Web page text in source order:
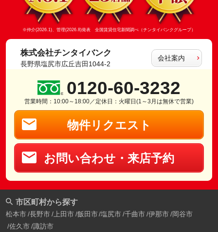
※仲介(2026.1)、管理(2026.8)発表 全国賃貸住宅新聞調べ（チンタイバンクグループ）
株式会社チンタイバンク
長野県塩尻市広丘吉田1044-2
会社案内
0120-60-3232
営業時間：10:00～18:00／定休日：火曜日(1～3月は無休で営業)
物件リクエスト
お問い合わせ・来店予約
市区町村から探す
松本市 長野市 上田市 飯田市 塩尻市 千曲市 伊那市 岡谷市
佐久市 諏訪市